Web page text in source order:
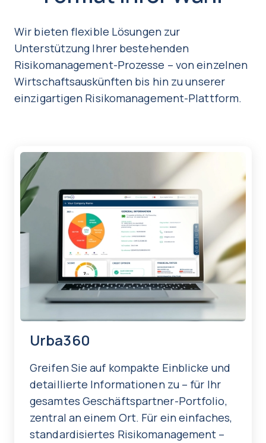
Wir bieten flexible Lösungen zur
Unterstützung Ihrer bestehenden
Risikomanagement-Prozesse – von einzelnen
Wirtschaftsauskünften bis hin zu unserer
einzigartigen Risikomanagement-Plattform.
Urba360
Greifen Sie auf kompakte Einblicke und
detaillierte Informationen zu – für Ihr
gesamtes Geschäftspartner-Portfolio,
zentral an einem Ort. Für ein einfaches,
standardisiertes Risikomanagement –